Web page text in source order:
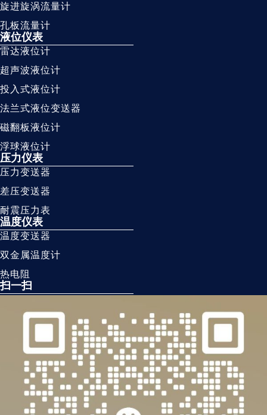
旋进旋涡流量计
孔板流量计
液位仪表
雷达液位计
超声波液位计
投入式液位计
法兰式液位变送器
磁翻板液位计
浮球液位计
压力仪表
压力变送器
差压变送器
耐震压力表
温度仪表
温度变送器
双金属温度计
热电阻
扫一扫